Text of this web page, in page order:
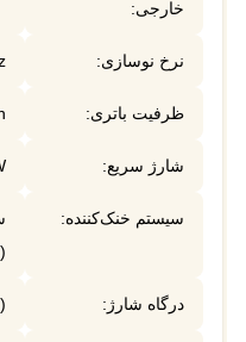
خارجی:
نرخ نوسازی:
ظرفیت باتری:
شارژ سریع:
سیستم خنک‌کننده:
(VC)
درگاه شارژ: